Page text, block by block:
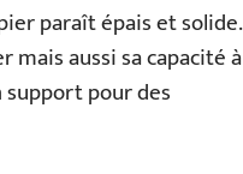
paraît épais et solide.
aussi sa capacité à
support pour des